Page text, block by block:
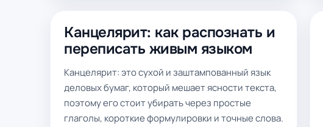
Канцелярит: как распознать и
переписать живым языком
Канцелярит: это сухой и заштампованный язык
деловых бумаг, который мешает ясности текста,
поэтому его стоит убирать через простые
глаголы, короткие формулировки и точные слова.